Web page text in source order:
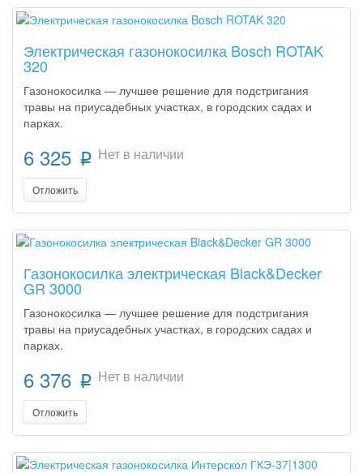
Электрическая газонокосилка Bosch ROTAK
320
Газонокосилка — лучшее решение для подстригания
травы на приусадебных участках, в городских садах и
парках.
6 325 p Нет в наличии
Отложить
Газонокосилка электрическая Black&Decker
GR 3000
Газонокосилка — лучшее решение для подстригания
травы на приусадебных участках, в городских садах и
парках.
6 376 p Нет в наличии
Отложить